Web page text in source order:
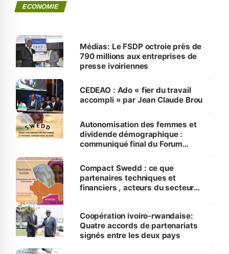
ECONOMIE
Médias: Le FSDP octroie près de
790 millions aux entreprises de
presse ivoiriennes
CEDEAO : Ado « fier du travail
accompli » par Jean Claude Brou
Autonomisation des femmes et
dividende démographique :
communiqué final du Forum
Compact Swedd : ce que
partenaires techniques et
financiers , acteurs du secteur
décidé
Coopération ivoiro-rwandaise:
Quatre accords de partenariats
signés entre les deux pays